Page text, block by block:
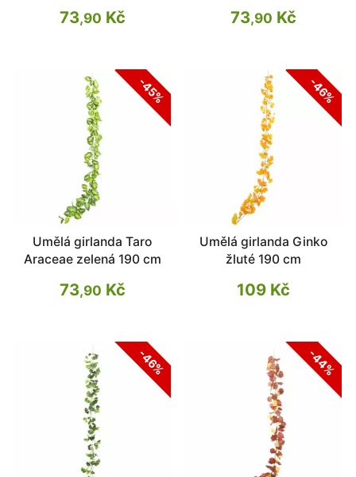
73,90 Kč 73,90 Kč
-45%
Umělá girlanda Taro
Araceae zelená 190 cm
73,90 Kč
-46%
Umělá girlanda Ginko
žluté 190 cm
109 Kč
-46% -44%